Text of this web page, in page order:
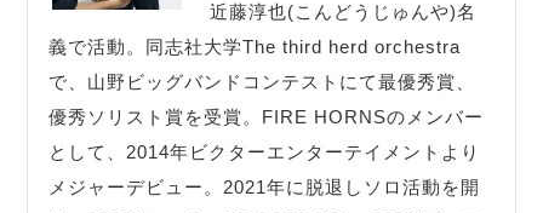
近藤淳也(こんどうじゅんや)名
義で活動。同志社大学The third herd orchestra
で、山野ビッグバンドコンテストにて最優秀賞、
優秀ソリスト賞を受賞。FIRE HORNSのメンバー
として、2014年ビクターエンターテイメントより
メジャーデビュー。2021年に脱退しソロ活動を開